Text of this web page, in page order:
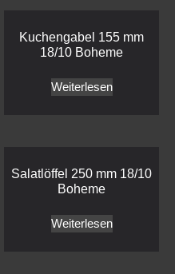
Kuchengabel 155 mm
18/10 Boheme
Weiterlesen
Salatlöffel 250 mm 18/10
Boheme
Weiterlesen